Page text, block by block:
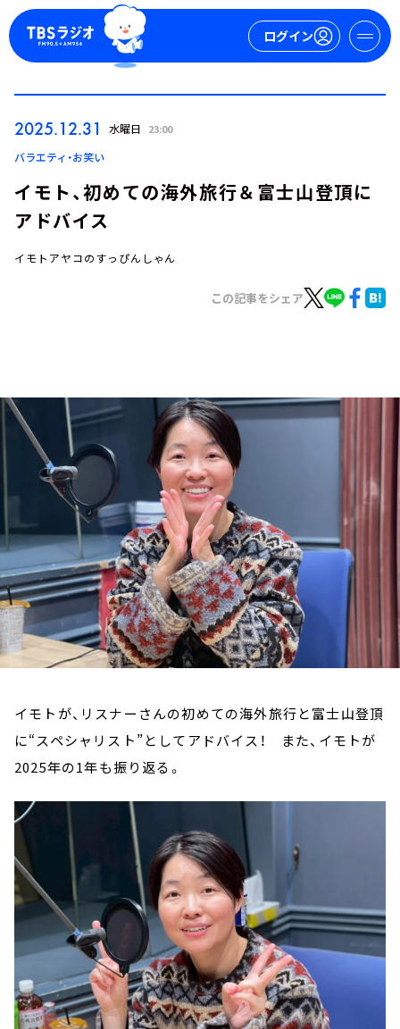
ログイン
ログイン
お知らせ
イベント・グッズ
YouTube
会社情報
2025.12.31 水曜日 23:00
バラエティ・お笑い
イモト、初めての海外旅行＆富士山登頂に
アドバイス
イモトアヤコのすっぴんしゃん
この記事をシェア
イモトが、リスナーさんの初めての海外旅行と富士山登頂
に“スペシャリスト”としてアドバイス！ また、イモトが
2025年の1年も振り返る。